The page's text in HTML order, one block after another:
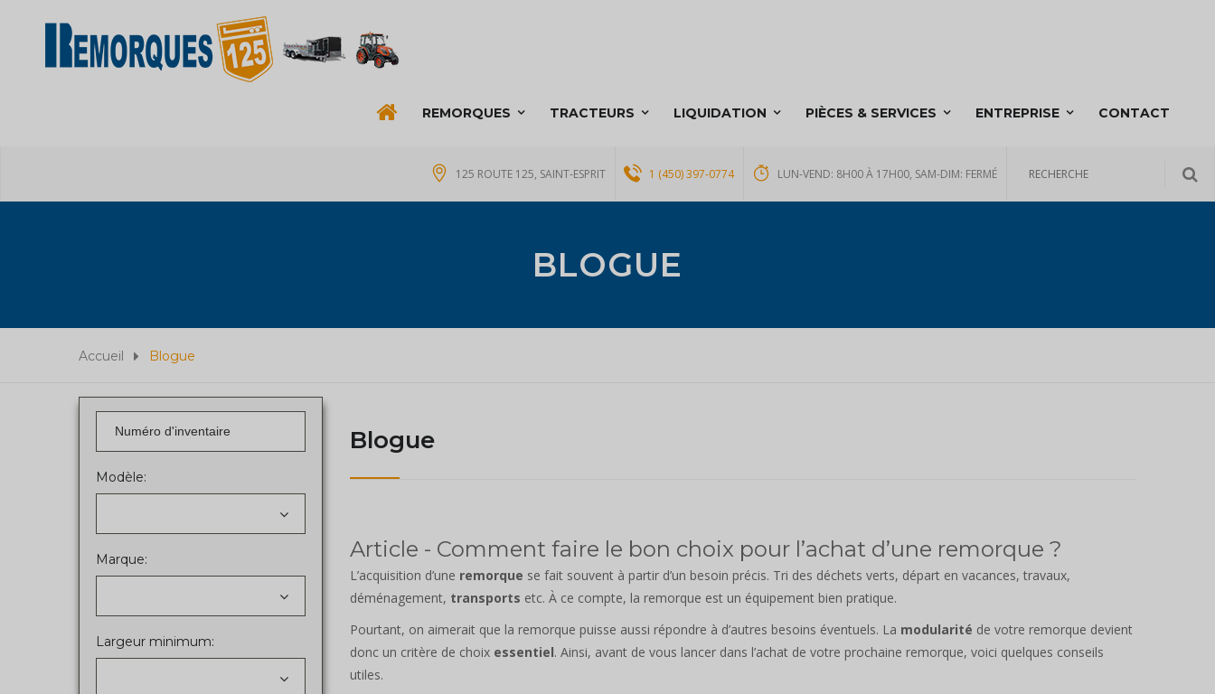
REMORQUES TRACTEURS LIQUIDATION PIÈCES & SERVICES ENTREPRISE CONTACT
125 ROUTE 125, SAINT-ESPRIT 1 (450) 397-0774 LUN-VEND: 8H00 À 17H00, SAM-DIM: FERMÉ
BLOGUE
Accueil Blogue
Modèle:
Marque:
Largeur minimum:
Blogue
Article - Comment faire le bon choix pour l’achat d’une remorque ?
L’acquisition d’une remorque se fait souvent à partir d’un besoin précis. Tri des déchets verts, départ en vacances, travaux,
déménagement, transports etc. À ce compte, la remorque est un équipement bien pratique.
Pourtant, on aimerait que la remorque puisse aussi répondre à d’autres besoins éventuels. La modularité de votre remorque devient
donc un critère de choix essentiel. Ainsi, avant de vous lancer dans l’achat de votre prochaine remorque, voici quelques conseils
utiles.